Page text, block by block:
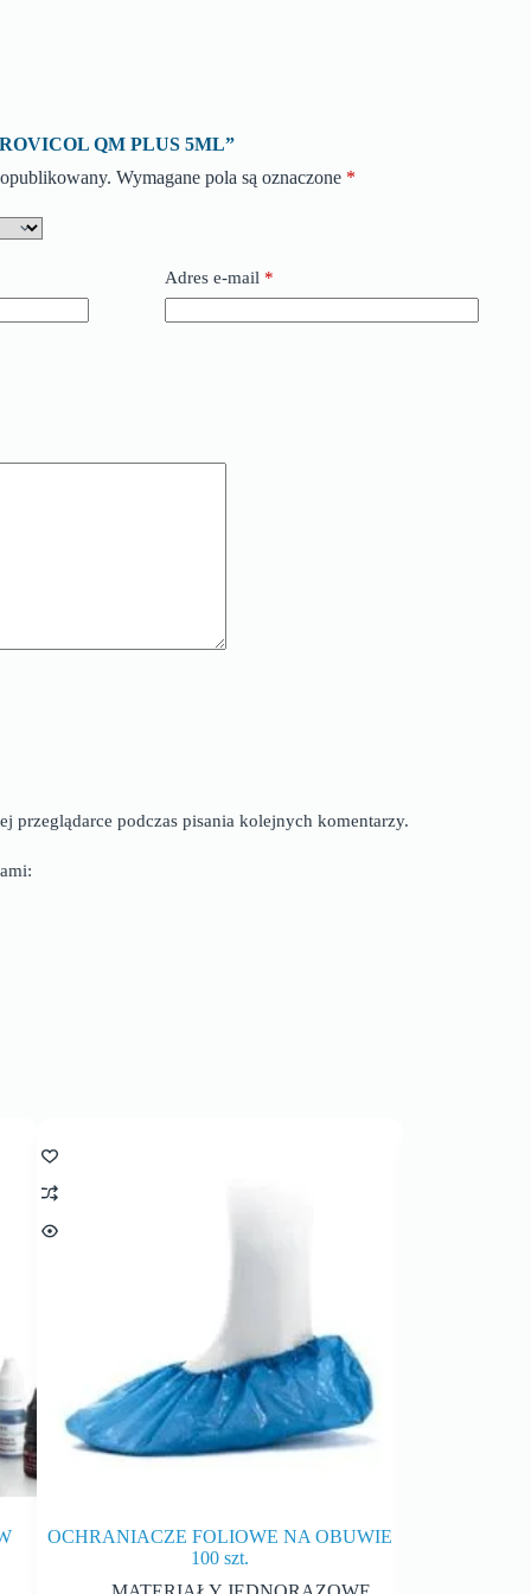
QM PLUS 5ML”
Wymagane pola są oznaczone *
Adres e-mail *
przeglądarce podczas pisania kolejnych komentarzy.
OCHRANIACZE FOLIOWE NA OBUWIE
100 szt.